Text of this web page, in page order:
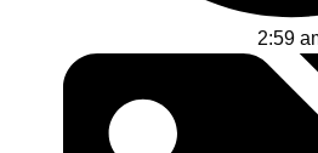
2:59